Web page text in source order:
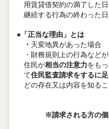
用賃貸借契約の満了した
継続する行為の終わった日
●「正当な理由」とは
・ 天変地異があった場合
・ 財務規則上の行為など
住民が相当の注意力をも
て住民監査請求をするに
どの存在又は内容を知る
※請求される方の個